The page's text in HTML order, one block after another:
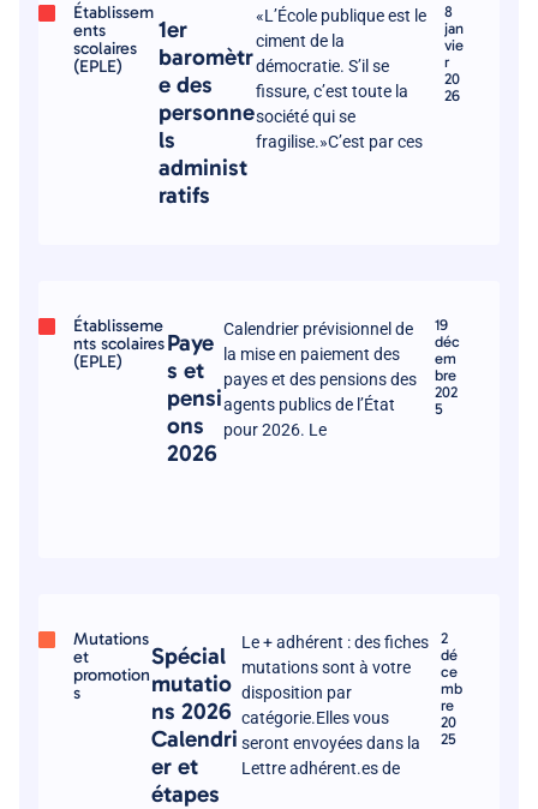
Établissem
ents
scolaires
(EPLE)
1er
baromètr
e des
personne
ls
administ
ratifs
«L’École publique est le
ciment de la
démocratie. S’il se
fissure, c’est toute la
société qui se
fragilise.»C’est par ces
8
jan
vie
r
20
26
Établisseme
nts scolaires
(EPLE)
Paye
s et
pensi
ons
2026
Calendrier prévisionnel de
la mise en paiement des
payes et des pensions des
agents publics de l’État
pour 2026. Le
19
déc
em
bre
202
5
Mutations
et
promotion
s
Spécial
mutatio
ns 2026
Calendri
er et
étapes
Le + adhérent : des fiches
mutations sont à votre
disposition par
catégorie.Elles vous
seront envoyées dans la
Lettre adhérent.es de
2
dé
ce
mb
re
20
25